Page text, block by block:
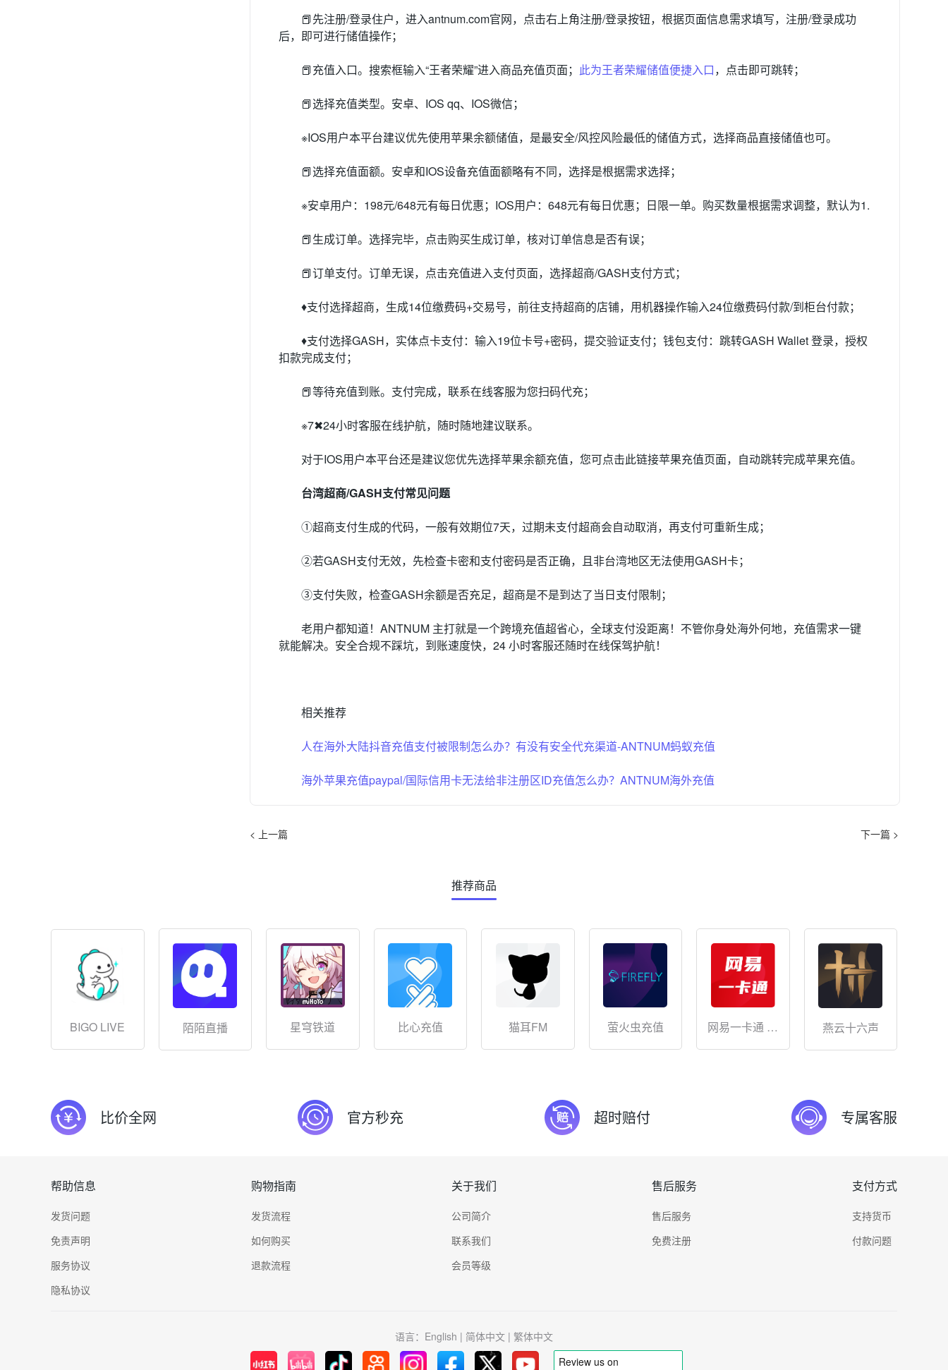
📕先注册/登录住户，进入antnum.com官网，点击右上角注册/登录按钮，根据页面信息需求填写，注册/登录成功
后，即可进行储值操作；
📕充值入口。搜索框输入“王者荣耀”进入商品充值页面； 此为王者荣耀储值便捷入口，点击即可跳转；
📕选择充值类型。安卓、IOS qq、IOS微信；
※IOS用户本平台建议优先使用苹果余额储值，是最安全/风控风险最低的储值方式，选择商品直接储值也可。
📕选择充值面额。安卓和IOS设备充值面额略有不同，选择是根据需求选择；
※安卓用户：198元/648元有每日优惠；IOS用户：648元有每日优惠；日限一单。购买数量根据需求调整，默认为1.
📕生成订单。选择完毕，点击购买生成订单，核对订单信息是否有误；
📕订单支付。订单无误，点击充值进入支付页面，选择超商/GASH支付方式；
♦支付选择超商，生成14位缴费码+交易号，前往支持超商的店铺，用机器操作输入24位缴费码付款/到柜台付款；
♦支付选择GASH，实体点卡支付：输入19位卡号+密码，提交验证支付；钱包支付：跳转GASH Wallet 登录，授权
扣款完成支付；
📕等待充值到账。支付完成，联系在线客服为您扫码代充；
※7✖24小时客服在线护航，随时随地建议联系。
对于IOS用户本平台还是建议您优先选择苹果余额充值，您可点击此链接苹果充值页面，自动跳转完成苹果充值。
台湾超商/GASH支付常见问题
①超商支付生成的代码，一般有效期位7天，过期未支付超商会自动取消，再支付可重新生成；
②若GASH支付无效，先检查卡密和支付密码是否正确，且非台湾地区无法使用GASH卡；
③支付失败，检查GASH余额是否充足，超商是不是到达了当日支付限制；
老用户都知道！ANTNUM 主打就是一个跨境充值超省心，全球支付没距离！不管你身处海外何地，充值需求一键
就能解决。安全合规不踩坑，到账速度快，24 小时客服还随时在线保驾护航！
相关推荐
人在海外大陆抖音充值支付被限制怎么办？有没有安全代充渠道-ANTNUM蚂蚁充值
海外苹果充值paypal/国际信用卡无法给非注册区ID充值怎么办？ANTNUM海外充值
< 上一篇 下一篇 >
推荐商品
BIGO LIVE 陌陌直播 星穹铁道 比心充值 猫耳FM 萤火虫充值
网易一卡通 储
燕云十六声
比价全网 官方秒充 超时赔付 专属客服
帮助信息
发货问题
免责声明
服务协议
隐私协议
购物指南
发货流程
如何购买
退款流程
关于我们
公司简介
联系我们
会员等级
售后服务
售后服务
免费注册
支付方式
支持货币
付款问题
语言： English | 简体中文 | 繁体中文